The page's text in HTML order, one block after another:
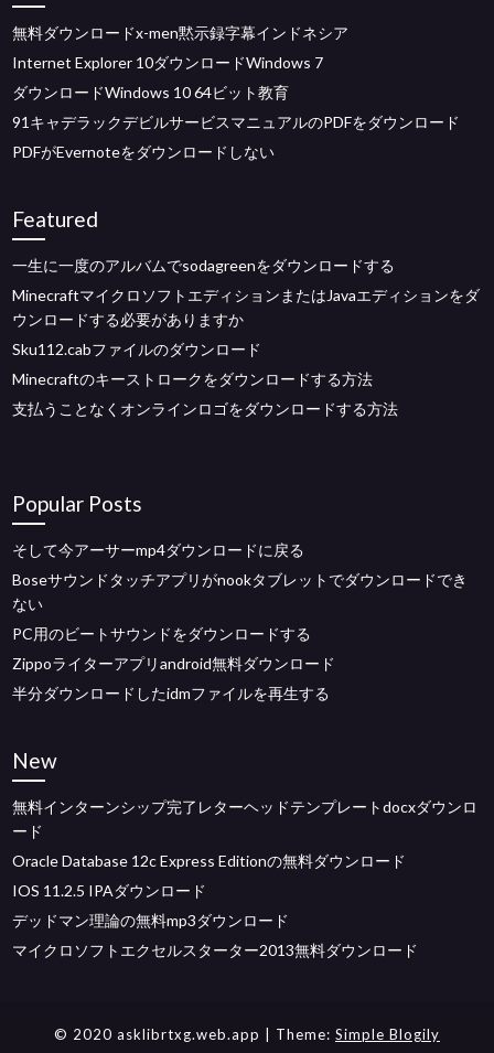
無料ダウンロードx-men黙示録字幕インドネシア
Internet Explorer 10ダウンロードWindows 7
ダウンロードWindows 10 64ビット教育
91キャデラックデビルサービスマニュアルのPDFをダウンロード
PDFがEvernoteをダウンロードしない
Featured
一生に一度のアルバムでsodagreenをダウンロードする
MinecraftマイクロソフトエディションまたはJavaエディションをダ
ウンロードする必要がありますか
Sku112.cabファイルのダウンロード
Minecraftのキーストロークをダウンロードする方法
支払うことなくオンラインロゴをダウンロードする方法
Popular Posts
そして今アーサーmp4ダウンロードに戻る
Boseサウンドタッチアプリがnookタブレットでダウンロードでき
ない
PC用のビートサウンドをダウンロードする
Zippoライターアプリandroid無料ダウンロード
半分ダウンロードしたidmファイルを再生する
New
無料インターンシップ完了レターヘッドテンプレートdocxダウンロ
ード
Oracle Database 12c Express Editionの無料ダウンロード
IOS 11.2.5 IPAダウンロード
デッドマン理論の無料mp3ダウンロード
マイクロソフトエクセルスターター2013無料ダウンロード
© 2020 asklibrtxg.web.app | Theme: Simple Blogily